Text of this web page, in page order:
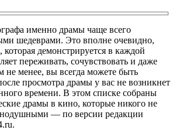
именно драмы чаще всего
шедеврами. Это вполне очевидно,
которая демонстрируется в каждой
переживать, сочувствовать и даже
не менее, вы всегда можете быть
просмотра драмы у вас не возникнет
времени. В этом списке собраны
драмы в кино, которые никого не
— по версии редакции